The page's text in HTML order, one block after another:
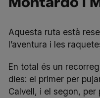
Aquesta ruta està
l’aventura i les
En total és un
dies: el primer per
Calvell, i el segon,